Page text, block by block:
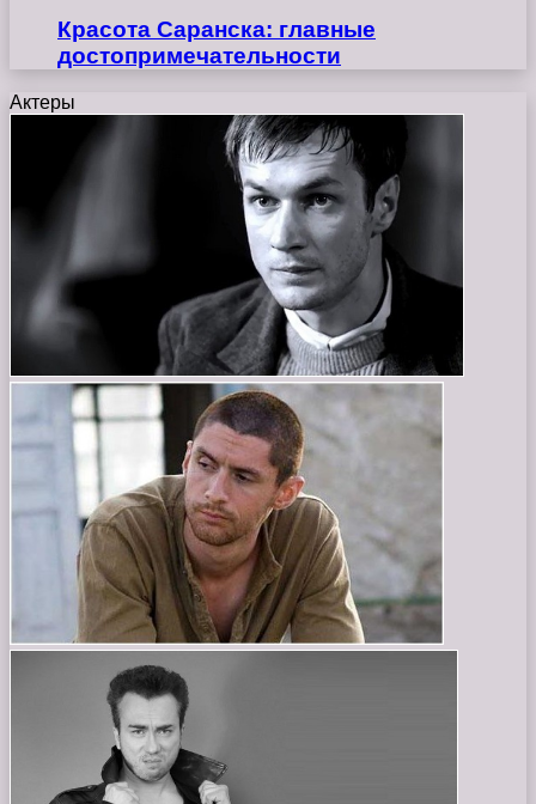
Красота Саранска: главные
достопримечательности
Актеры